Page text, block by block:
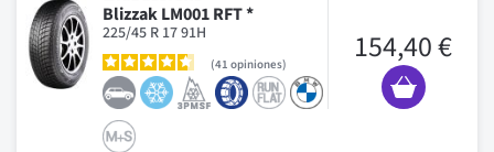
Blizzak LM001 RFT *
225/45 R 17 91H
41 opiniones 154,40 €